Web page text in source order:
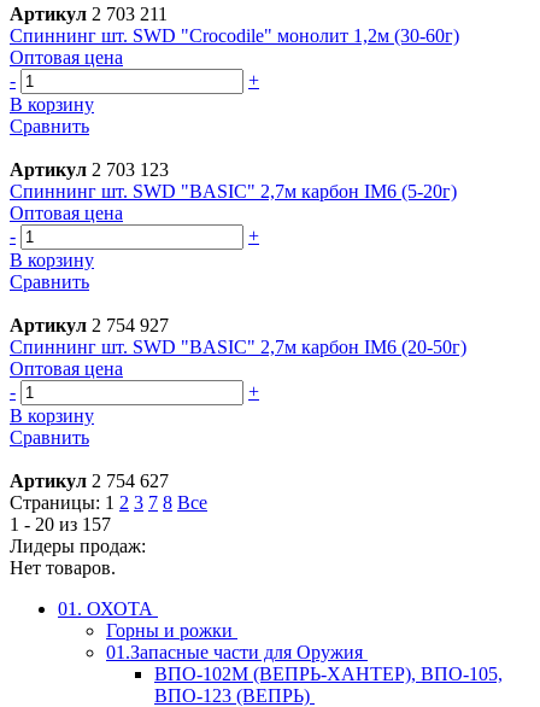
Артикул 2 703 211
Спиннинг шт. SWD "Crocodile" монолит 1,2м (30-60г)
Оптовая цена
-
+
В корзину
Сравнить
Артикул 2 703 123
Спиннинг шт. SWD "BASIC" 2,7м карбон IM6 (5-20г)
Оптовая цена
-
+
В корзину
Сравнить
Артикул 2 754 927
Спиннинг шт. SWD "BASIC" 2,7м карбон IM6 (20-50г)
Оптовая цена
-
+
В корзину
Сравнить
Артикул 2 754 627
Страницы: 1 2 3 7 8 Все
1 - 20 из 157
Лидеры продаж:
Нет товаров.
01. ОХОТА
Горны и рожки
01.Запасные части для Оружия
ВПО-102М (ВЕПРЬ-ХАНТЕР), ВПО-105,
ВПО-123 (ВЕПРЬ)